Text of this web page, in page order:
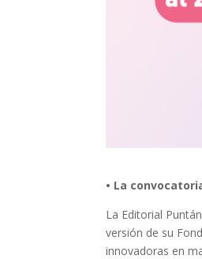
• La
La Editorial
versión de su
innovadoras en